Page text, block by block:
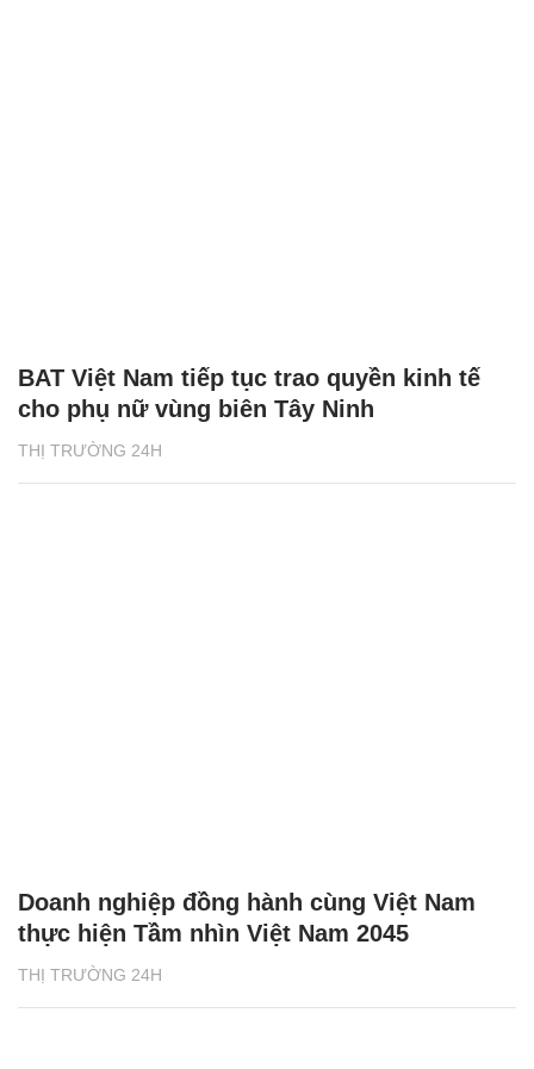
THỊ TRƯỜNG 24H
BAT Việt Nam tiếp tục trao quyền kinh tế
cho phụ nữ vùng biên Tây Ninh
THỊ TRƯỜNG 24H
Doanh nghiệp đồng hành cùng Việt Nam
thực hiện Tầm nhìn Việt Nam 2045